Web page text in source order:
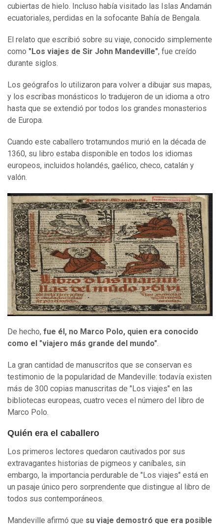
cubiertas de hielo. Incluso había visitado las Islas Andamán
ecuatoriales, perdidas en la sofocante Bahía de Bengala.
El relato que escribió sobre su viaje, conocido simplemente
como " Los viajes de Sir John Mandeville", fue creído
durante siglos.
Los geógrafos lo utilizaron para volver a dibujar sus mapas,
y los escribas monásticos lo tradujeron de un idioma a otro
hasta que se extendió por todos los grandes monasterios
de Europa.
Cuando este caballero trotamundos murió en la década de
1360, su libro estaba disponible en todos los idiomas
europeos, incluidos holandés, gaélico, checo, catalán y
valón.
De hecho, fue él, no Marco Polo, quien era conocido
como el "viajero más grande del mundo".
La gran cantidad de manuscritos que se conservan es
testimonio de la popularidad de Mandeville: todavía existen
más de 300 copias manuscritas de "Los viajes" en las
bibliotecas europeas, cuatro veces el número del libro de
Marco Polo.
Quién era el caballero
Los primeros lectores quedaron cautivados por sus
extravagantes historias de pigmeos y caníbales, sin
embargo, la importancia perdurable de "Los viajes" está en
un pasaje único pero sorprendente que distingue al libro de
todos sus contemporáneos.
Mandeville afirmó que su viaje demostró que era posible